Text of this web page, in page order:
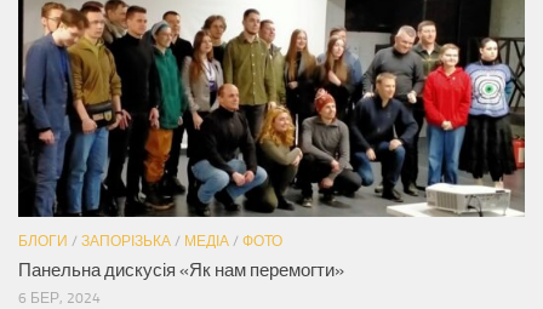
БЛОГИ / ЗАПОРІЗЬКА / МЕДІА / ФОТО
Панельна дискусія «Як нам перемогти»
6 БЕР, 2024